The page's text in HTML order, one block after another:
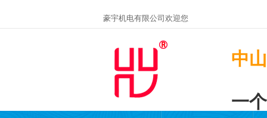
豪宇机电有限公司欢迎您
中
一